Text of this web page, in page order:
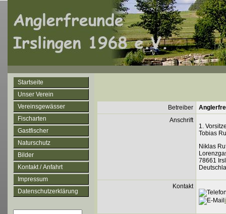
Startseite
Unser Verein
Vereinsgewässer
Fischarten
Gastfischer
Naturschutz
Bilder
Kontakt / Anfahrt
Impressum
Datenschutzerklärung
Betreiber
Anschrift
1.
Tobias
Niklas
78661
Kontakt